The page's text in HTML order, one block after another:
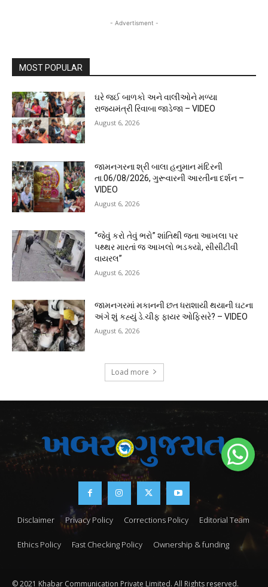
- Advertisment -
MOST POPULAR
ઘરે જઈ બાળકો અને વાલીઓને મળ્યા
રાજ્યમંત્રી રિવાબા જાડેજા – VIDEO
August 6, 2026
જામનગરના શ્રી બાલા હનુમાન મંદિરની
તા.06/08/2026, ગુરૂવારની આરતીના દર્શન –
VIDEO
August 6, 2026
“જેવું કરો તેવું ભરો” શાંતિથી જતા આખલા પર
પથ્થર મારતાં જ આખલો ભડક્યો, સીસીટીવી
વાયરલ”
August 6, 2026
જામનગરમાં મકાનની છત ધરાશાયી થયાની ઘટના
અંગે શું કહ્યું ડે.ચીફ ફાયર ઓફિસરે? – VIDEO
August 6, 2026
Load more
Disclaimer Privacy Policy Corrections Policy Editorial Team
Ethics Policy Fast Checking Policy Ownership & funding
© 2021 Khabar Communication Private Limited. All Rights reserved.